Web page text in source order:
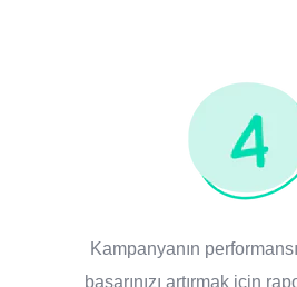
Kampanyanın
başarınızı artırmak için